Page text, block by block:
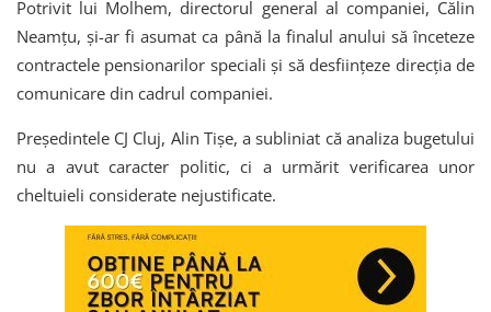
Potrivit lui Molhem, directorul general al companiei, Călin
Neamțu, și-ar fi asumat ca până la finalul anului să înceteze
contractele pensionarilor speciali și să desființeze direcția de
comunicare din cadrul companiei.
Președintele CJ Cluj, Alin Tișe, a subliniat că analiza bugetului
nu a avut caracter politic, ci a urmărit verificarea unor
cheltuieli considerate nejustificate.